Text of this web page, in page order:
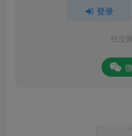
登录
社交